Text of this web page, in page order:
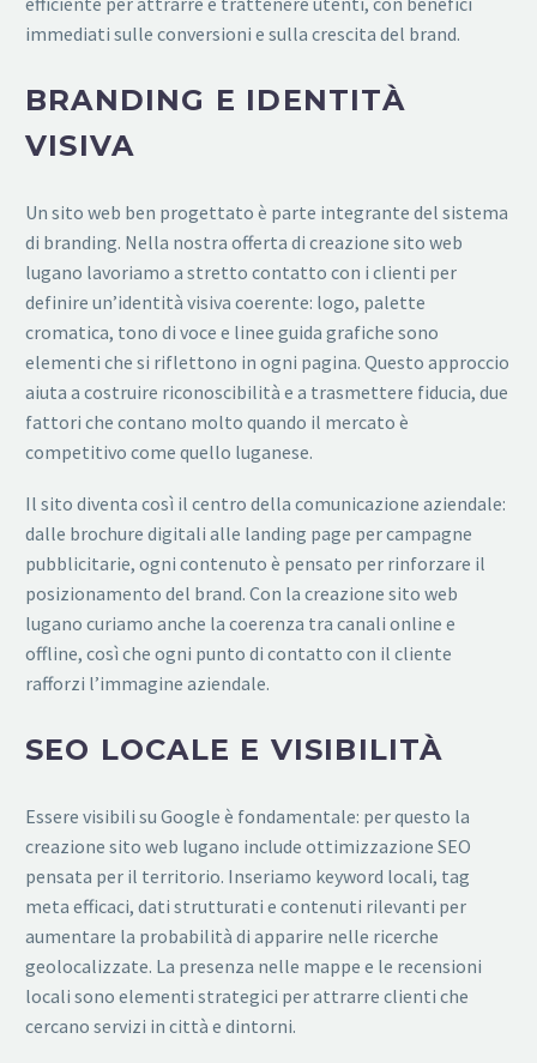
immediati sulle conversioni e sulla crescita del brand.
BRANDING E IDENTITÀ
VISIVA
Un sito web ben progettato è parte integrante del sistema
di branding. Nella nostra offerta di creazione sito web
lugano lavoriamo a stretto contatto con i clienti per
definire un’identità visiva coerente: logo, palette
cromatica, tono di voce e linee guida grafiche sono
elementi che si riflettono in ogni pagina. Questo approccio
aiuta a costruire riconoscibilità e a trasmettere fiducia, due
fattori che contano molto quando il mercato è
competitivo come quello luganese.
Il sito diventa così il centro della comunicazione aziendale:
dalle brochure digitali alle landing page per campagne
pubblicitarie, ogni contenuto è pensato per rinforzare il
posizionamento del brand. Con la creazione sito web
lugano curiamo anche la coerenza tra canali online e
offline, così che ogni punto di contatto con il cliente
rafforzi l’immagine aziendale.
SEO LOCALE E VISIBILITÀ
Essere visibili su Google è fondamentale: per questo la
creazione sito web lugano include ottimizzazione SEO
pensata per il territorio. Inseriamo keyword locali, tag
meta efficaci, dati strutturati e contenuti rilevanti per
aumentare la probabilità di apparire nelle ricerche
geolocalizzate. La presenza nelle mappe e le recensioni
locali sono elementi strategici per attrarre clienti che
cercano servizi in città e dintorni.